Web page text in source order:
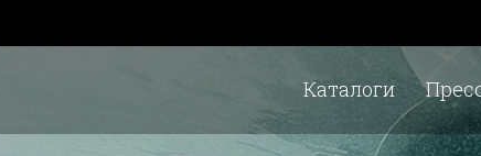
Каталоги